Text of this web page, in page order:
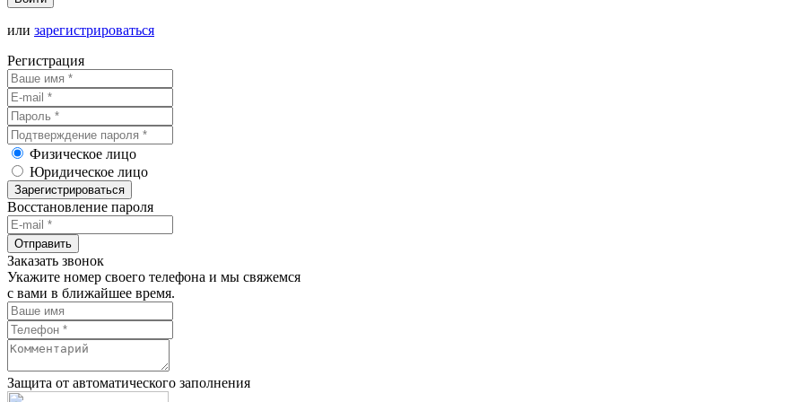
или зарегистрироваться
Регистрация
Физическое лицо
Юридическое лицо
Зарегистрироваться
Восстановление пароля
Отправить
Заказать звонок
Укажите номер своего телефона и мы свяжемся
с вами в ближайшее время.
Защита от автоматического заполнения